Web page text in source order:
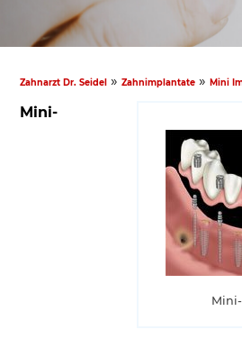
Zahnarzt Dr. Seidel »Zahnimplantate »Mini
Mini-